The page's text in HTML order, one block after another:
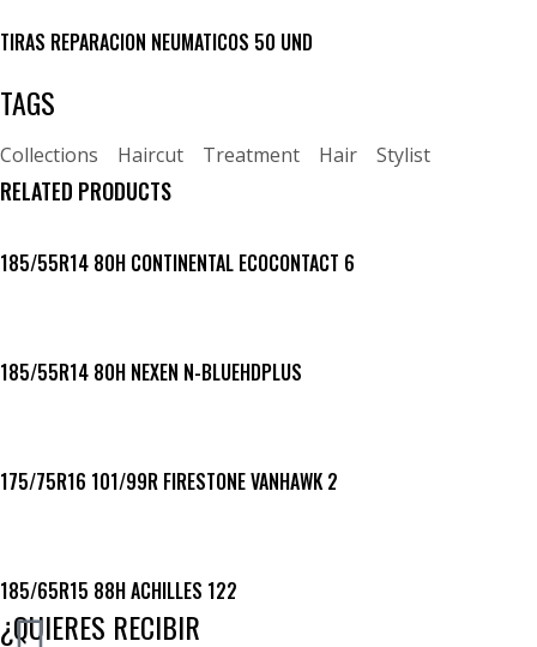
TIRAS REPARACION NEUMATICOS 50 UND
TAGS
Collections Haircut Treatment Hair Stylist
RELATED PRODUCTS
185/55R14 80H CONTINENTAL ECOCONTACT 6
185/55R14 80H NEXEN N-BLUEHDPLUS
175/75R16 101/99R FIRESTONE VANHAWK 2
185/65R15 88H ACHILLES 122
¿QUIERES RECIBIR